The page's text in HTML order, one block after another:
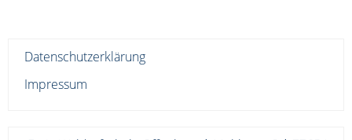
Datenschutzerklärung
Impressum